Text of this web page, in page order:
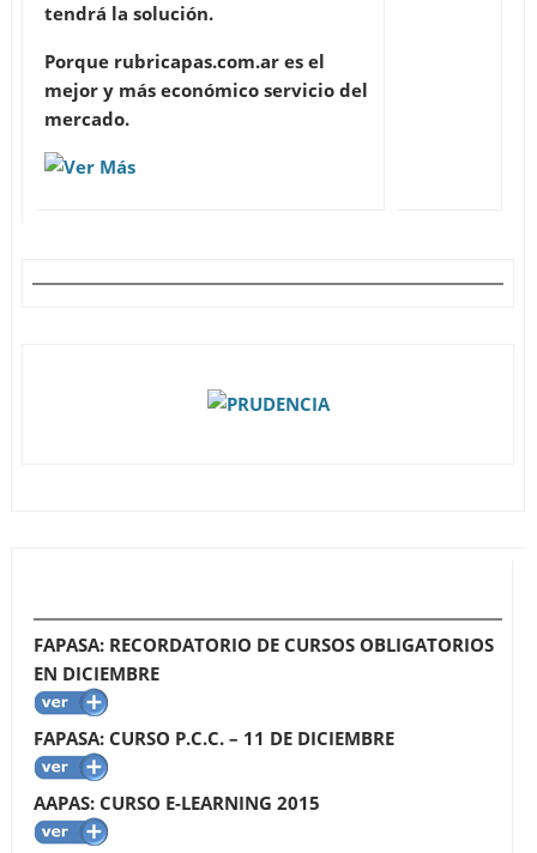
tendrá la solución.
Porque rubricapas.com.ar es el
mejor y más económico servicio del
mercado.
FAPASA: RECORDATORIO DE CURSOS OBLIGATORIOS
EN DICIEMBRE
FAPASA: CURSO P.C.C. – 11 DE DICIEMBRE
AAPAS: CURSO E-LEARNING 2015